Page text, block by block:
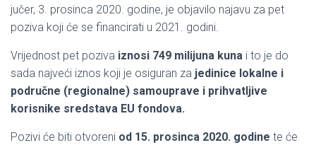
jučer, 3. prosinca 2020. godine, je objavilo najavu za pet
poziva koji će se financirati u 2021. godini.
Vrijednost pet poziva iznosi 749 milijuna kuna i to je do
sada najveći iznos koji je osiguran za jedinice lokalne i
područne (regionalne) samouprave i prihvatljive
korisnike sredstava EU fondova.
Pozivi će biti otvoreni od 15. prosinca 2020. godine te će